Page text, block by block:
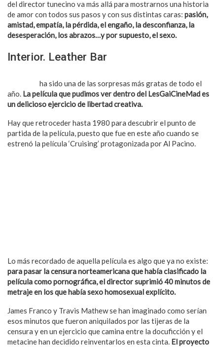
del director tunecino va más allá para mostrarnos una historia
de amor con todos sus pasos y con sus distintas caras: pasión,
amistad, empatía, la pérdida, el engaño, la desconfianza, la
desesperación, los abrazos…y por supuesto, el sexo.
Interior. Leather Bar
ha sido una de las sorpresas más gratas de todo el
año. La película que pudimos ver dentro del LesGaiCineMad es
un delicioso ejercicio de libertad creativa.
Hay que retroceder hasta 1980 para descubrir el punto de
partida de la película, puesto que fue en este año cuando se
estrenó la película ‘Cruising’ protagonizada por Al Pacino.
Lo más recordado de aquella película es algo que ya no existe:
para pasar la censura norteamericana que había clasificado la
película como pornográfica, el director suprimió 40 minutos de
metraje en los que había sexo homosexual explícito.
James Franco y Travis Mathew se han imaginado como serían
esos minutos que fueron aniquilados por las tijeras de la
censura y en un ejercicio que camina entre la docuficción y el
metacine han decidido reinventarlos en esta cinta. El proyecto